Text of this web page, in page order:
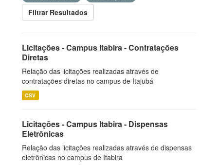
Filtrar Resultados
Licitações - Campus Itabira - Contratações
Diretas
Relação das licitações realizadas através de
contratações diretas no campus de Itajubá
CSV
Licitações - Campus Itabira - Dispensas
Eletrônicas
Relação das licitações realizadas através de dispensas
eletrônicas no campus de Itabira